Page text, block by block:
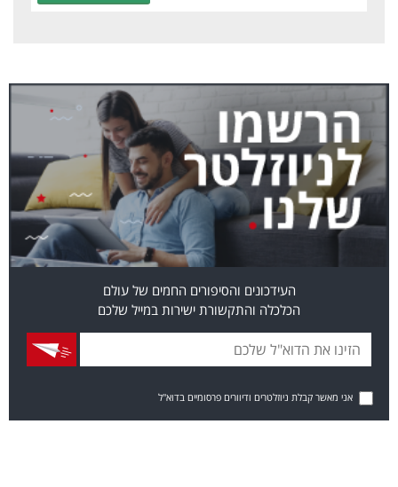
העידכונים והסיפורים החמים של עולם
הכלכלה והתקשורת ישירות במייל שלכם
אני מאשר קבלת ניוזלטרים ודיוורים פרסומיים בדוא"ל